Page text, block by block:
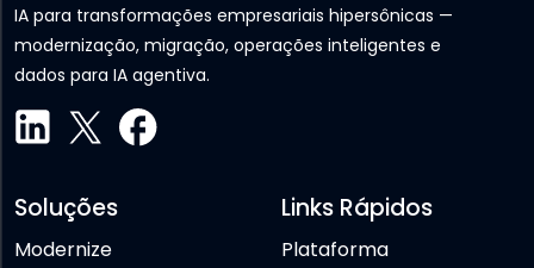
IA para transformações empresariais hipersônicas —
modernização, migração, operações inteligentes e
dados para IA agentiva.
Soluções
Modernize
Links Rápidos
Plataforma